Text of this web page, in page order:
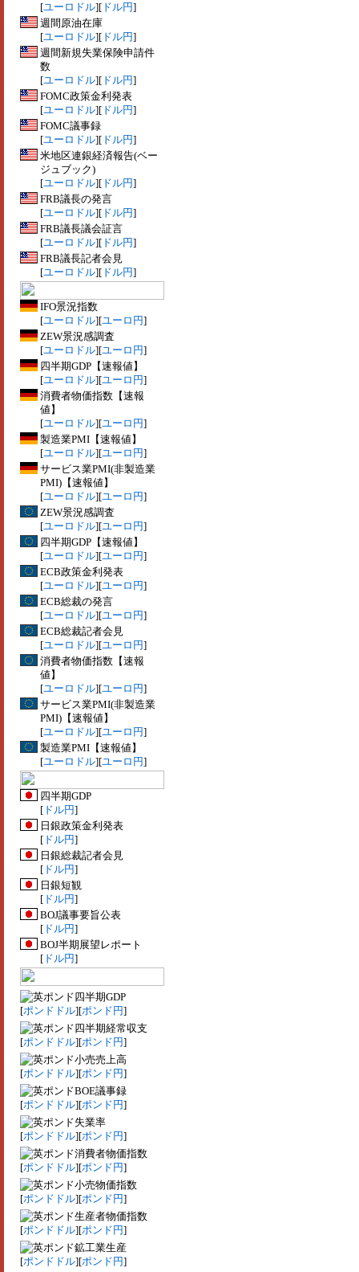
[ユーロドル][ ドル円]
週間原油在庫
[ユーロドル][ ドル円]
週間新規失業保険申請件
数
[ユーロドル][ ドル円]
FOMC政策金利発表
[ユーロドル][ ドル円]
FOMC議事録
[ユーロドル][ ドル円]
米地区連銀経済報告(ベー
ジュブック)
[ユーロドル][ ドル円]
FRB議長の発言
[ユーロドル][ ドル円]
FRB議長議会証言
[ユーロドル][ ドル円]
FRB議長記者会見
[ユーロドル][ ドル円]
IFO景況指数
[ユーロドル][ユーロ円]
ZEW景況感調査
[ユーロドル][ユーロ円]
四半期GDP【速報値】
[ユーロドル][ユーロ円]
消費者物価指数【速報
値】
[ユーロドル][ユーロ円]
製造業PMI【速報値】
[ユーロドル][ユーロ円]
サービス業PMI(非製造業
PMI)【速報値】
[ユーロドル][ユーロ円]
ZEW景況感調査
[ユーロドル][ユーロ円]
四半期GDP【速報値】
[ユーロドル][ユーロ円]
ECB政策金利発表
[ユーロドル][ユーロ円]
ECB総裁の発言
[ユーロドル][ユーロ円]
ECB総裁記者会見
[ユーロドル][ユーロ円]
消費者物価指数【速報
値】
[ユーロドル][ユーロ円]
サービス業PMI(非製造業
PMI)【速報値】
[ユーロドル][ユーロ円]
製造業PMI【速報値】
[ユーロドル][ユーロ円]
四半期GDP
[ ドル円]
日銀政策金利発表
[ ドル円]
日銀総裁記者会見
[ ドル円]
日銀短観
[ ドル円]
BOJ議事要旨公表
[ ドル円]
BOJ半期展望レポート
[ ドル円]
四半期GDP
[ポンドドル][ポンド円]
四半期経常収支
[ポンドドル][ポンド円]
小売売上高
[ポンドドル][ポンド円]
BOE議事録
[ポンドドル][ポンド円]
失業率
[ポンドドル][ポンド円]
消費者物価指数
[ポンドドル][ポンド円]
小売物価指数
[ポンドドル][ポンド円]
生産者物価指数
[ポンドドル][ポンド円]
鉱工業生産
[ポンドドル][ポンド円]